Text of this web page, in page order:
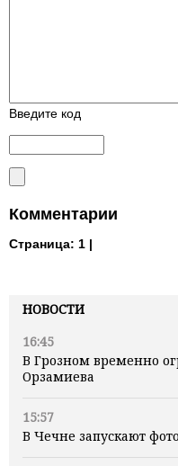
НОВОСТИ
16:45
В Грозном временно
Орзамиева
15:57
В Чечне запускают
Введите код
Комментарии
Страница: 1 |